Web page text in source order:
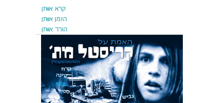
קרא אותן
הזמן אותן
הורד אותן
קרא אותן
הזמן אותן
הורד אותן